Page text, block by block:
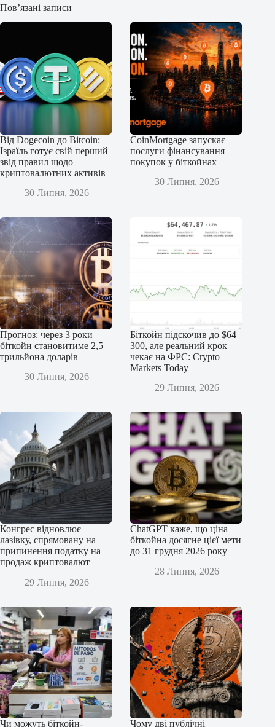
Пов’язані записи
Від Dogecoin до Bitcoin:
Ізраїль готує свій перший
звід правил щодо
криптовалютних активів
30 Липня, 2026
CoinMortgage запускає
послуги фінансування
покупок у біткойнах
30 Липня, 2026
Прогноз: через 3 роки
біткойн становитиме 2,5
трильйона доларів
30 Липня, 2026
Біткойн підскочив до $64
300, але реальний крок
чекає на ФРС: Crypto
Markets Today
29 Липня, 2026
Конгрес відновлює
лазівку, спрямовану на
припинення податку на
продаж криптовалют
29 Липня, 2026
ChatGPT каже, що ціна
біткойна досягне цієї мети
до 31 грудня 2026 року
28 Липня, 2026
Чи можуть біткойн- Чому дві публічні